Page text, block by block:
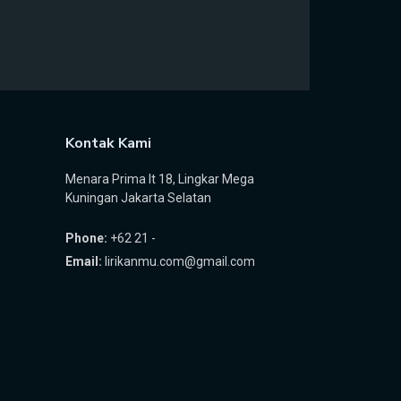
Kontak Kami
Menara Prima lt 18, Lingkar Mega
Kuningan Jakarta Selatan
Phone: +62 21 -
Email: lirikanmu.com@gmail.com